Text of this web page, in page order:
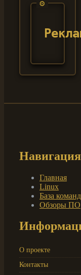
Навигация
Главная
Linux
База команд
Обзоры ПО
О проекте
Контакты